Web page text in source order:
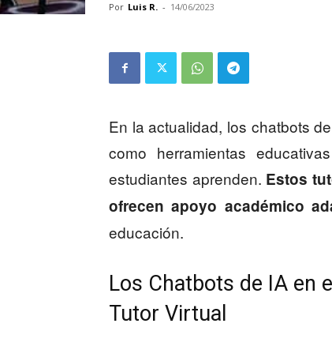
Por Luis R. - 14/06/2023
En la actualidad, los chatbots
como herramientas
estudiantes aprenden. Estos
ofrecen apoyo académico
educación.
Los Chatbots de IA en
Tutor Virtual